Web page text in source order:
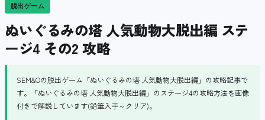
脱出ゲーム
ぬいぐるみの塔 人気動物大脱出編 ステ
ージ4 その2 攻略
SEM&Oの脱出ゲーム「ぬいぐるみの塔 人気動物大脱出編」の攻略記事で
す。「ぬいぐるみの塔 人気動物大脱出編」のステージ4の攻略方法を画像
付きで解説しています(鉛筆入手～クリア)。